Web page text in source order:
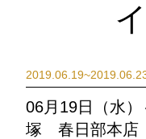
06月19日（水
塚 春日部本